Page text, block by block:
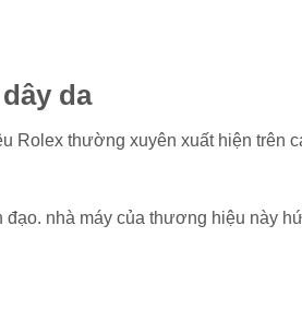
da
Rolex thường xuyên xuất hiện trên
nhà máy của thương hiệu này